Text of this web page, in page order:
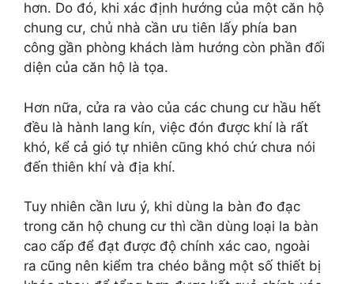
hơn. Do đó, khi xác định hướng của một căn hộ
chung cư, chủ nhà cần ưu tiên lấy phía ban
công gần phòng khách làm hướng còn phần đối
diện của căn hộ là tọa.
Hơn nữa, cửa ra vào của các chung cư hầu hết
đều là hành lang kín, việc đón được khí là rất
khó, kể cả gió tự nhiên cũng khó chứ chưa nói
đến thiên khí và địa khí.
Tuy nhiên cần lưu ý, khi dùng la bàn đo đạc
trong căn hộ chung cư thì cần dùng loại la bàn
cao cấp để đạt được độ chính xác cao, ngoài
ra cũng nên kiểm tra chéo bằng một số thiết bị